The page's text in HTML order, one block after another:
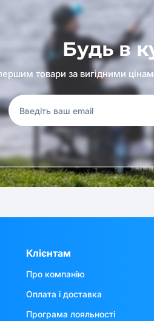
Будь в
товари за вигідними
Клієнтам
Про компанію
Оплата і доставка
Програма лояльності